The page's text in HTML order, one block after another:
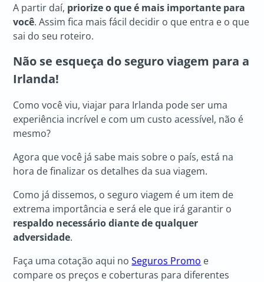
A partir daí, priorize o que é mais importante para
você. Assim fica mais fácil decidir o que entra e o que
sai do seu roteiro.
Não se esqueça do seguro viagem para a
Irlanda!
Como você viu, viajar para Irlanda pode ser uma
experiência incrível e com um custo acessível, não é
mesmo?
Agora que você já sabe mais sobre o país, está na
hora de finalizar os detalhes da sua viagem.
Como já dissemos, o seguro viagem é um item de
extrema importância e será ele que irá garantir o
respaldo necessário diante de qualquer
adversidade.
Faça uma cotação aqui noSeguros Promo e
compare os preços e coberturas para diferentes